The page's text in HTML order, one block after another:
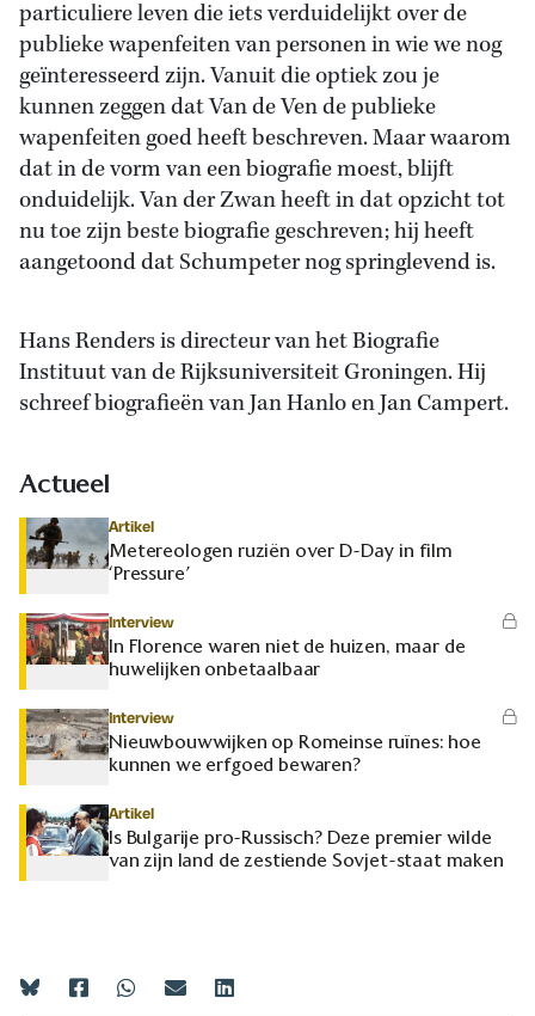
particuliere leven die iets verduidelijkt over de
publieke wapenfeiten van personen in wie we nog
geïnteresseerd zijn. Vanuit die optiek zou je
kunnen zeggen dat Van de Ven de publieke
wapenfeiten goed heeft beschreven. Maar waarom
dat in de vorm van een biografie moest, blijft
onduidelijk. Van der Zwan heeft in dat opzicht tot
nu toe zijn beste biografie geschreven; hij heeft
aangetoond dat Schumpeter nog springlevend is.
Hans Renders is directeur van het Biografie
Instituut van de Rijksuniversiteit Groningen. Hij
schreef biografieën van Jan Hanlo en Jan Campert.
Actueel
Artikel
Metereologen ruziën over D-Day in film
‘Pressure’
Interview
In Florence waren niet de huizen, maar de
huwelijken onbetaalbaar
Interview
Nieuwbouwwijken op Romeinse ruïnes: hoe
kunnen we erfgoed bewaren?
Artikel
Is Bulgarije pro-Russisch? Deze premier wilde
van zijn land de zestiende Sovjet-staat maken